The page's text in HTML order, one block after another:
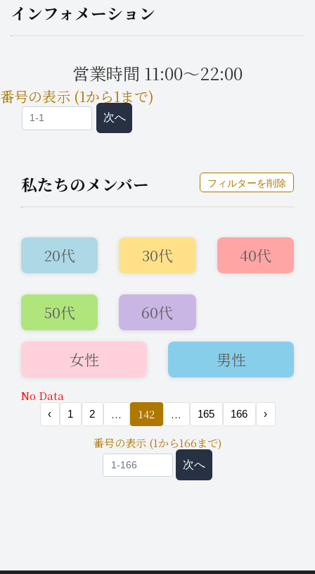
2026年7月29日
18:16
即会い希望
この後〜!!お仕事帰りにてリクエスト
頂きました♪
インフォメーション
営業時間 11:00～22:00
番号の表示 (1から1まで)
次へ
私たちのメンバー フィルターを削除
20代 30代 40代
50代 60代
女性 男性
No Data
‹ 1 2 ... 142 ... 165 166 ›
番号の表示 (1から166まで)
次へ